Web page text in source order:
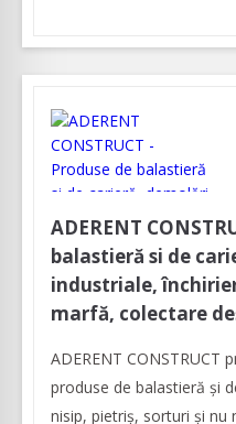
ADERENT
balastieră si de
industriale,
marfă, colectare
ADERENT CONSTRUCT
produse de balastieră și
nisip, pietriș, sorturi şi nu